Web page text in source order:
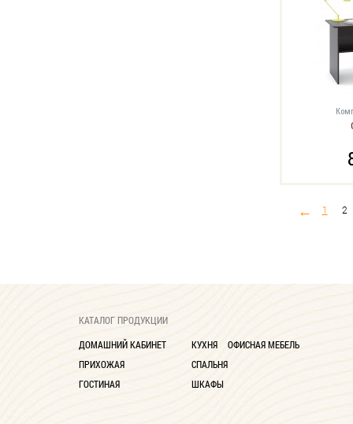
← 1 2
КАТАЛОГ ПРОДУКЦИИ
ДОМАШНИЙ КАБИНЕТ
ПРИХОЖАЯ
ГОСТИНАЯ
КУХНЯ
СПАЛЬНЯ
ШКАФЫ
ОФИСНАЯ МЕБЕЛЬ